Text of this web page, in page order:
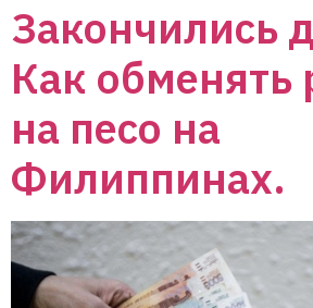
Закончились
Как обменять
на песо на
Филиппинах.